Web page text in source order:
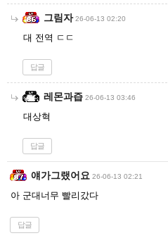
그림자 26-06-13 02:20
대 전역 ㄷㄷ
답글
레몬과즙 26-06-13 03:46
대상혁
답글
얘가그랬어요 26-06-13 02:21
아 군대너무 빨리갔다
답글